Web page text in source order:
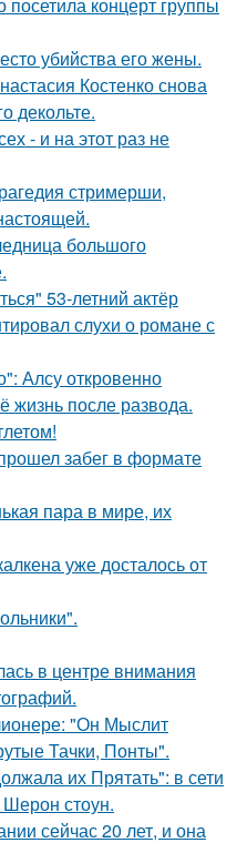
убийства его жены.
Костенко снова
декольте.
- и на этот раз не
стримерши,
большого
53-летний актёр
слухи о романе с
Алсу откровенно
жизнь после развода.
забег в формате
пара в мире, их
уже досталось от
в центре внимания
"Он Мыслит
Тачки, Понты".
их Прятать": в сети
стоун.
сейчас 20 лет, и она